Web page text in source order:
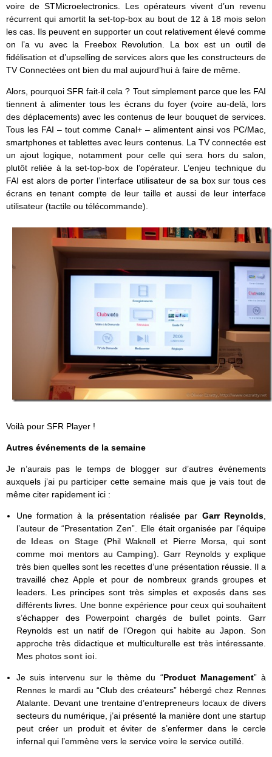
voire de STMicroelectronics. Les opérateurs vivent d’un revenu
récurrent qui amortit la set-top-box au bout de 12 à 18 mois selon
les cas. Ils peuvent en supporter un cout relativement élevé comme
on l’a vu avec la Freebox Revolution. La box est un outil de
fidélisation et d’upselling de services alors que les constructeurs de
TV Connectées ont bien du mal aujourd’hui à faire de même.
Alors, pourquoi SFR fait-il cela ? Tout simplement parce que les FAI
tiennent à alimenter tous les écrans du foyer (voire au-delà, lors
des déplacements) avec les contenus de leur bouquet de services.
Tous les FAI – tout comme Canal+ – alimentent ainsi vos PC/Mac,
smartphones et tablettes avec leurs contenus. La TV connectée est
un ajout logique, notamment pour celle qui sera hors du salon,
plutôt reliée à la set-top-box de l’opérateur. L’enjeu technique du
FAI est alors de porter l’interface utilisateur de sa box sur tous ces
écrans en tenant compte de leur taille et aussi de leur interface
utilisateur (tactile ou télécommande).
Voilà pour SFR Player !
Autres événements de la semaine
Je n’aurais pas le temps de blogger sur d’autres événements
auxquels j’ai pu participer cette semaine mais que je vais tout de
même citer rapidement ici :
Une formation à la présentation réalisée par Garr Reynolds
l’auteur de “Presentation Zen”. Elle était organisée par l’équipe
de Ideas on Stage (Phil Waknell et Pierre Morsa, qui sont
comme moi mentors auCamping). Garr Reynolds y explique
très bien quelles sont les recettes d’une présentation réussie. Il a
travaillé chez Apple et pour de nombreux grands groupes et
leaders. Les principes sont très simples et exposés dans ses
différents livres. Une bonne expérience pour ceux qui souhaitent
s’échapper des Powerpoint chargés de bullet points. Garr
Reynolds est un natif de l’Oregon qui habite au Japon. Son
approche très didactique et multiculturelle est très intéressante.
Mes photos sont ici
Je suis intervenu sur le thème du “Product Management” à
Rennes le mardi au “Club des créateurs” hébergé chez Rennes
Atalante. Devant une trentaine d’entrepreneurs locaux de divers
secteurs du numérique, j’ai présenté la manière dont une startup
peut créer un produit et éviter de s’enfermer dans le cercle
infernal qui l’emmène vers le service voire le service outillé.